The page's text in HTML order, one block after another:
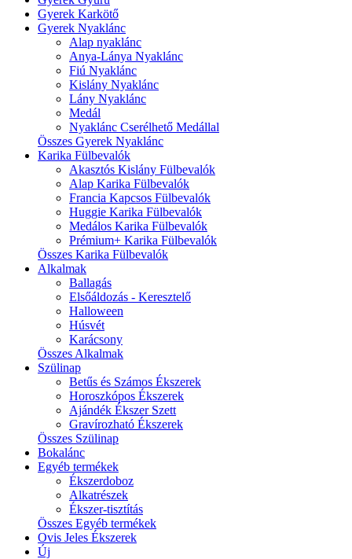
Gyerek Karkötő
Gyerek Nyaklánc
Alap nyaklánc
Anya-Lánya Nyaklánc
Fiú Nyaklánc
Kislány Nyaklánc
Lány Nyaklánc
Medál
Nyaklánc Cserélhető Medállal
Összes Gyerek Nyaklánc
Karika Fülbevalók
Akasztós Kislány Fülbevalók
Alap Karika Fülbevalók
Francia Kapcsos Fülbevalók
Huggie Karika Fülbevalók
Medálos Karika Fülbevalók
Prémium+ Karika Fülbevalók
Összes Karika Fülbevalók
Alkalmak
Ballagás
Elsőáldozás - Keresztelő
Halloween
Húsvét
Karácsony
Összes Alkalmak
Szülinap
Betűs és Számos Ékszerek
Horoszkópos Ékszerek
Ajándék Ékszer Szett
Gravírozható Ékszerek
Összes Szülinap
Bokalánc
Egyéb termékek
Ékszerdoboz
Alkatrészek
Ékszer-tisztítás
Összes Egyéb termékek
Ovis Jeles Ékszerek
Új